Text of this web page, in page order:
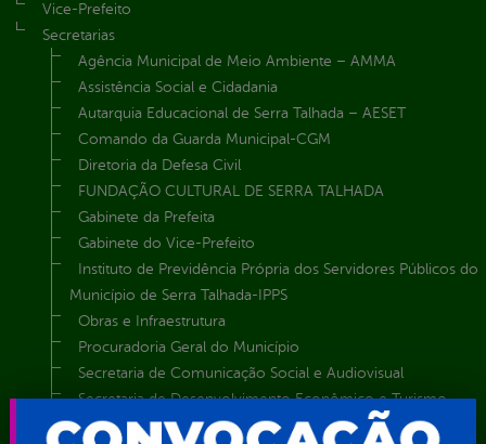
Vice-Prefeito
Secretarias
Agência Municipal de Meio Ambiente – AMMA
Assistência Social e Cidadania
Autarquia Educacional de Serra Talhada – AESET
Comando da Guarda Municipal-CGM
Diretoria da Defesa Civil
FUNDAÇÃO CULTURAL DE SERRA TALHADA
Gabinete da Prefeita
Gabinete do Vice-Prefeito
Instituto de Previdência Própria dos Servidores Públicos do
Município de Serra Talhada-IPPS
Obras e Infraestrutura
Procuradoria Geral do Município
Secretaria de Comunicação Social e Audiovisual
Secretaria de Desenvolvimento Econômico e Turismo
Secretaria de Iluminação Pública e Energia Elétrica